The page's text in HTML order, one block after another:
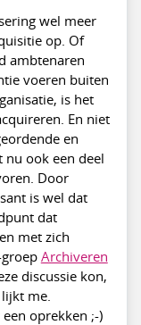
wel meer
op. Of
ambtenaren
voeren buiten
is het
En niet
en
nu ook een deel
Door
is wel dat
dat
met zich
Archiveren
discussie kon,
me.
oprekken ;-)